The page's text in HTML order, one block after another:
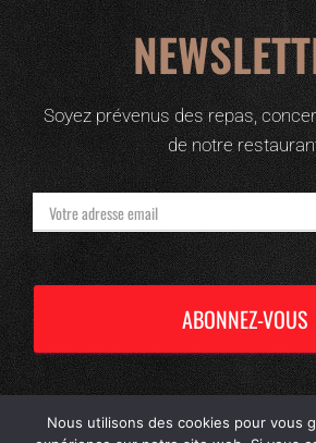
Soyez prévenus des repas,
de notre
Nous utilisons des cookies pour vous